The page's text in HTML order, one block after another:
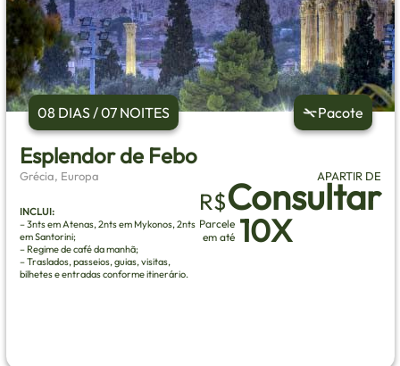
08 DIAS / 07 NOITES Pacote
Esplendor de Febo
Grécia, Europa
INCLUI:
– 3nts em Atenas, 2nts em Mykonos, 2nts
em Santorini;
– Regime de café da manhã;
– Traslados, passeios, guias, visitas,
bilhetes e entradas conforme itinerário.
APARTIR DE
R$Consultar
Parcele
em até 10X